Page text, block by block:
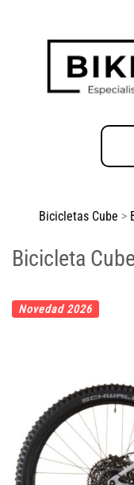
Bicicletas Cube >
Bicicleta
Novedad 2026